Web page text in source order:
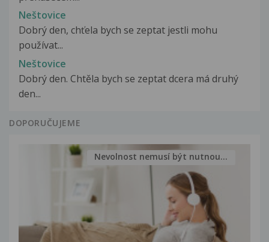
Neštovice
Dobrý den, chťela bych se zeptat jestli mohu
používat...
Neštovice
Dobrý den. Chtěla bych se zeptat dcera má druhý
den...
DOPORUČUJEME
Nevolnost nemusí být nutnou...